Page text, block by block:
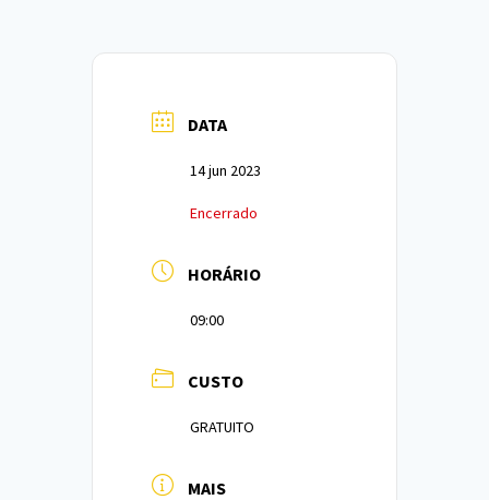
DATA
14 jun 2023
Encerrado
HORÁRIO
09:00
CUSTO
GRATUITO
MAIS